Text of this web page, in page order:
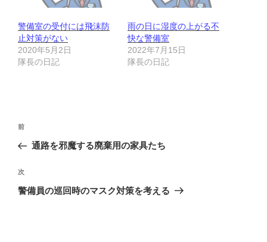
警備室の受付には飛沫防
止対策がない
2020年5月2日
隊長の日記
雨の日に湿度の上がる不
快な警備室
2022年7月15日
隊長の日記
投
ナ
ビ
ゲ
前
の
稿
前
通路を邪魔する廃棄用の家具たち
次
の
次
警備員の巡回時のマスク対策を考える